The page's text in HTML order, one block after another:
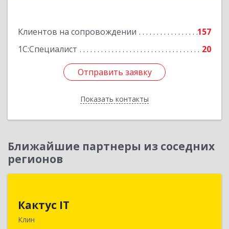
Клиентов на сопровождении
157
1С:Специалист
20
Отправить заявку
Показать контакты
Отправить заявку
Назад
Ближайшие партнеры из соседних
регионов
Кактус IT
Клин
141607, Московская обл, г.о.Клин, Клин г,